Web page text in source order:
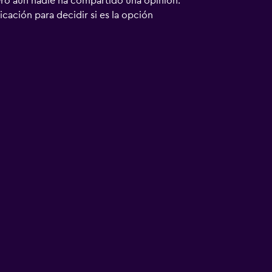
para decidir si es la opción